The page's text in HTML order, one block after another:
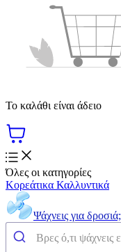
Το καλάθι είναι άδειο
Όλες οι κατηγορίες
Κορεάτικα Καλλυντικά
Ψάχνεις για δροσιά;